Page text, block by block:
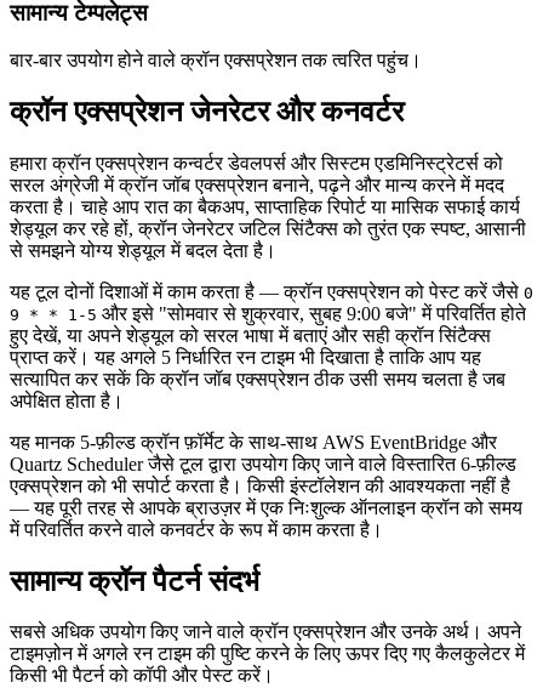
सामान्य टेम्पलेट्स
बार-बार उपयोग होने वाले क्रॉन एक्सप्रेशन तक त्वरित पहुंच।
क्रॉन एक्सप्रेशन जेनरेटर और कनवर्टर
हमारा क्रॉन एक्सप्रेशन कन्वर्टर डेवलपर्स और सिस्टम एडमिनिस्ट्रेटर्स को
सरल अंग्रेजी में क्रॉन जॉब एक्सप्रेशन बनाने, पढ़ने और मान्य करने में मदद
करता है। चाहे आप रात का बैकअप, साप्ताहिक रिपोर्ट या मासिक सफाई कार्य
शेड्यूल कर रहे हों, क्रॉन जेनरेटर जटिल सिंटैक्स को तुरंत एक स्पष्ट, आसानी
से समझने योग्य शेड्यूल में बदल देता है।
यह टूल दोनों दिशाओं में काम करता है — क्रॉन एक्सप्रेशन को पेस्ट करें जैसे 0
9 * * 1-5 और इसे "सोमवार से शुक्रवार, सुबह 9:00 बजे" में परिवर्तित होते
हुए देखें, या अपने शेड्यूल को सरल भाषा में बताएं और सही क्रॉन सिंटैक्स
प्राप्त करें। यह अगले 5 निर्धारित रन टाइम भी दिखाता है ताकि आप यह
सत्यापित कर सकें कि क्रॉन जॉब एक्सप्रेशन ठीक उसी समय चलता है जब
अपेक्षित होता है।
यह मानक 5-फ़ील्ड क्रॉन फ़ॉर्मेट के साथ-साथ AWS EventBridge और
Quartz Scheduler जैसे टूल द्वारा उपयोग किए जाने वाले विस्तारित 6-फ़ील्ड
एक्सप्रेशन को भी सपोर्ट करता है। किसी इंस्टॉलेशन की आवश्यकता नहीं है
— यह पूरी तरह से आपके ब्राउज़र में एक निःशुल्क ऑनलाइन क्रॉन को समय
में परिवर्तित करने वाले कनवर्टर के रूप में काम करता है।
सामान्य क्रॉन पैटर्न संदर्भ
सबसे अधिक उपयोग किए जाने वाले क्रॉन एक्सप्रेशन और उनके अर्थ। अपने
टाइमज़ोन में अगले रन टाइम की पुष्टि करने के लिए ऊपर दिए गए कैलकुलेटर में
किसी भी पैटर्न को कॉपी और पेस्ट करें।